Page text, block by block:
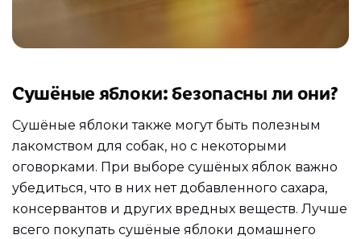
Сушёные яблоки: безопасны ли они?
Сушёные яблоки также могут быть полезным
лакомством для собак, но с некоторыми
оговорками. При выборе сушёных яблок важно
убедиться, что в них нет добавленного сахара,
консервантов и других вредных веществ. Лучше
всего покупать сушёные яблоки домашнего